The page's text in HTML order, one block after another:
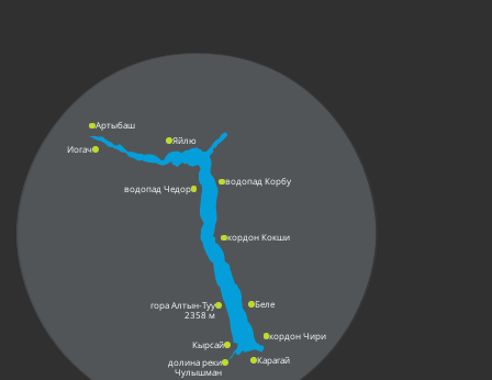
Артыбаш
Иогач
Яйлю
водопад Корбу
водопад Чедор
кордон Кокши
Беле
гора Алтын-Туу
2358 м
кордон Чири
Кырсай
Карагай
долина реки
Чулышман